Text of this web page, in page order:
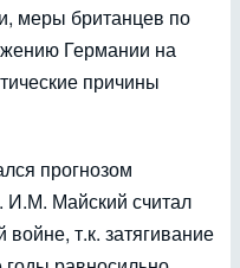
меры британцев по
Германии на
причины
прогнозом
И.М. Майский считал
т.к. затягивание